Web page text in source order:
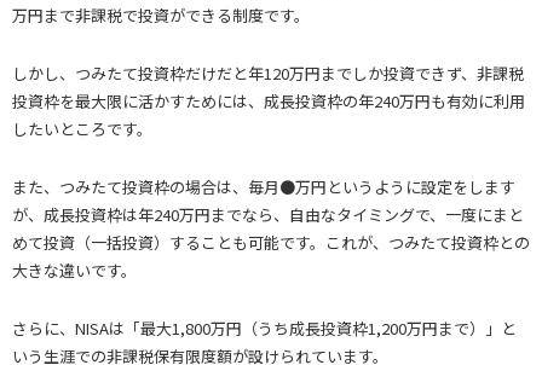
万円まで非課税で投資ができる制度です。
しかし、つみたて投資枠だけだと年120万円までしか投資できず、非課税
投資枠を最大限に活かすためには、成長投資枠の年240万円も有効に利用
したいところです。
また、つみたて投資枠の場合は、毎月●万円というように設定をします
が、成長投資枠は年240万円までなら、自由なタイミングで、一度にまと
めて投資（一括投資）することも可能です。これが、つみたて投資枠との
大きな違いです。
さらに、NISAは「最大1,800万円（うち成長投資枠1,200万円まで）」と
いう生涯での非課税保有限度額が設けられています。